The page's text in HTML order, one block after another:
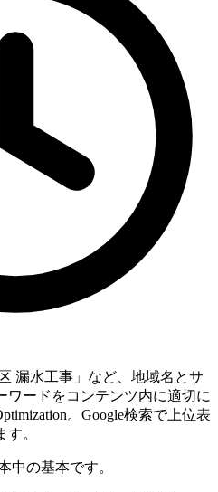
漏水工事」など、地域名とサ
ワードをコンテンツ内に適切に
。Google検索で上位表
。
中の基本です。